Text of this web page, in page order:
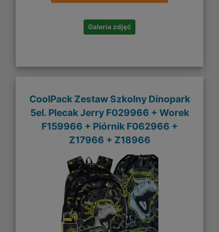
Galeria zdjęć
CoolPack Zestaw Szkolny Dinopark
5el. Plecak Jerry F029966 + Worek
F159966 + Piórnik F062966 +
Z17966 + Z18966